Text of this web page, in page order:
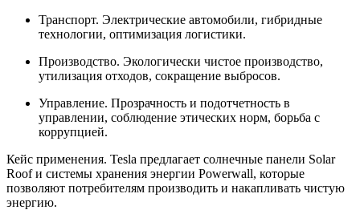
Транспорт. Электрические автомобили, гибридные
технологии, оптимизация логистики.
Производство. Экологически чистое производство,
утилизация отходов, сокращение выбросов.
Управление. Прозрачность и подотчетность в
управлении, соблюдение этических норм, борьба с
коррупцией.
Кейс применения. Tesla предлагает солнечные панели Solar
Roof и системы хранения энергии Powerwall, которые
позволяют потребителям производить и накапливать чистую
энергию.